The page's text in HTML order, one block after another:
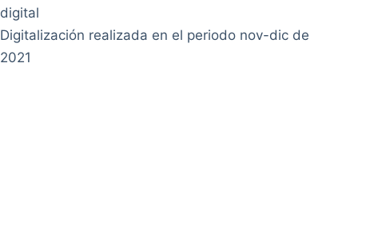
digital
Digitalización realizada en el periodo nov-dic de
2021